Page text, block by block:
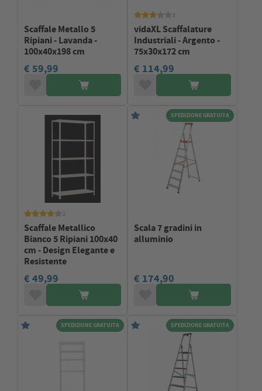
Scaffale Metallo 5
Ripiani - Lavanda -
100x40x198 cm
€ 59,99
vidaXL Scaffalature
Industriali - Argento -
75x30x172 cm
€ 114,99
Scaffale Metallico
Bianco 5 Ripiani 100x40
cm - Design Elegante e
Resistente
€ 49,99
SPEDIZIONE GRATUITA
Scala 7 gradini in
alluminio
€ 174,90
SPEDIZIONE GRATUITA SPEDIZIONE GRATUITA